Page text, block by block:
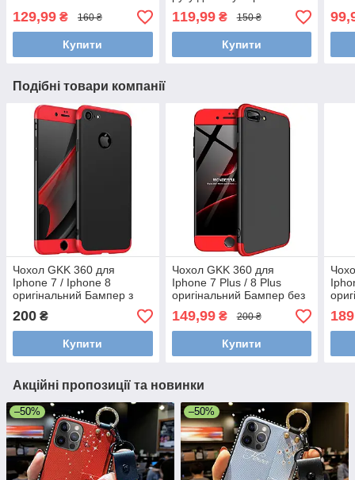
129,99 ₴ 160 ₴
Купити
119,99₴ 150 ₴
Купити
Подібні товари компанії
Чохол GKK 360 для
Iphone 7 / Iphone 8
оригінальний Бампер з
200 ₴
Купити
Чохол GKK 360 для
Iphone 7 Plus / 8 Plus
оригінальний Бампер без
149,99₴ 200 ₴
Купити
Акційні пропозиції та новинки
–50% –50%